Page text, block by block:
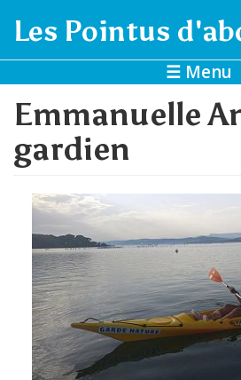
Les Pointus
☰ Menu
Emmanuelle
gardien